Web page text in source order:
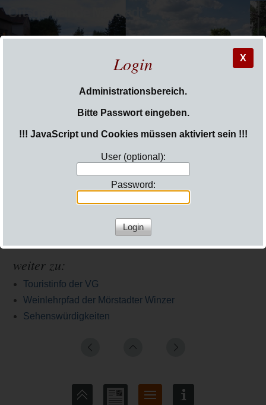
Ortsgemeinde Mörstadt
Login
X
Login
Administrationsbereich.
Bitte Passwort eingeben.
!!! JavaScript und Cookies müssen aktiviert sein !!!
User (optional):
Password:
weiter zu:
Touristinfo der VG
Weinlehrpfad der Mörstadter Winzer
Sehenswürdigkeiten